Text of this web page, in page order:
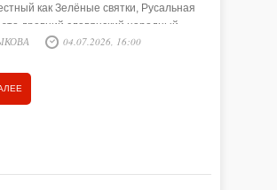
как Зелёные святки, Русальная
древний славянский народный
отмечается в седьмой четверг после
ПКУ, рассказала, как проходит
с этим праздником:
04.07.2026, 16:00